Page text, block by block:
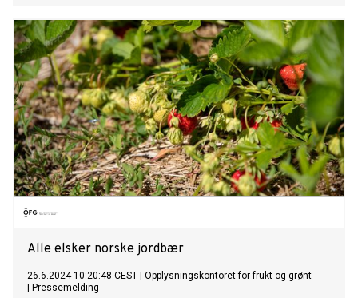
Alle elsker norske jordbær
26.6.2024 10:20:48 CEST
Opplysningskontoret for frukt og grønt
Pressemelding